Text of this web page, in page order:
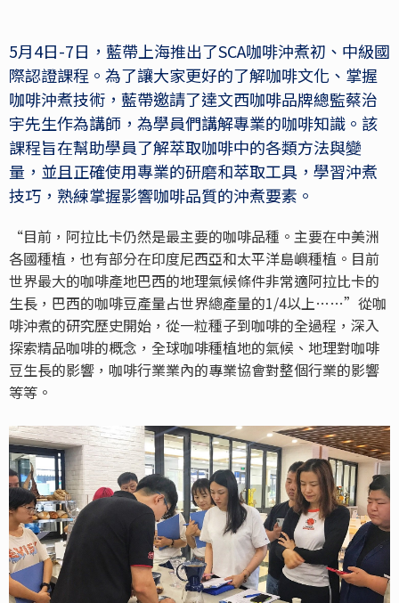
5月4日-7日，藍帶上海推出了SCA咖啡沖煮初、中級國
際認證課程。為了讓大家更好的了解咖啡文化、掌握
咖啡沖煮技術，藍帶邀請了達文西咖啡品牌總監蔡治
宇先生作為講師，為學員們講解專業的咖啡知識。該
課程旨在幫助學員了解萃取咖啡中的各類方法與變
量，並且正確使用專業的研磨和萃取工具，學習沖煮
技巧，熟練掌握影響咖啡品質的沖煮要素。
“目前，阿拉比卡仍然是最主要的咖啡品種。主要在中美洲
各國種植，也有部分在印度尼西亞和太平洋島嶼種植。目前
世界最大的咖啡產地巴西的地理氣候條件非常適阿拉比卡的
生長，巴西的咖啡豆產量占世界總產量的1/4以上……”從咖
啡沖煮的研究歷史開始，從一粒種子到咖啡的全過程，深入
探索精品咖啡的概念，全球咖啡種植地的氣候、地理對咖啡
豆生長的影響，咖啡行業業內的專業協會對整個行業的影響
等等。